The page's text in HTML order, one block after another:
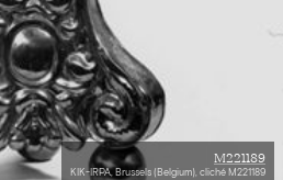
M221189
KIK-IRPA, Brussels (Belgium), cliché M221189